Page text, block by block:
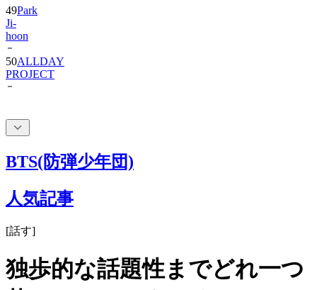
hoon
50ALLDAY
PROJECT
BTS(防弾少年団)
人気記事
[話す]
独歩的な話題性までどれ一つ